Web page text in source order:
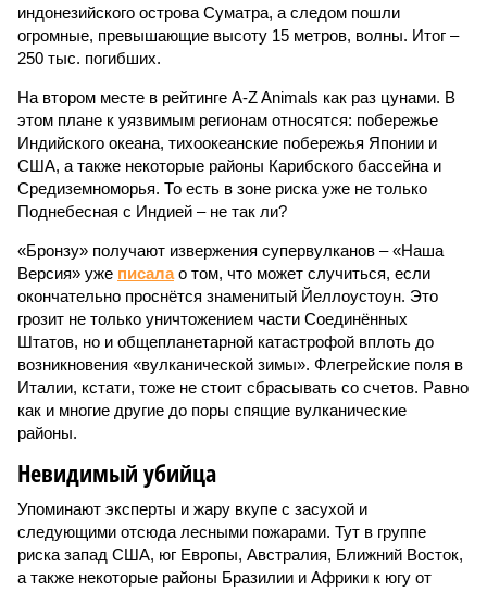
индонезийского острова Суматра, а следом пошли
огромные, превышающие высоту 15 метров, волны. Итог –
250 тыс. погибших.
На втором месте в рейтинге A-Z Animals как раз цунами. В
этом плане к уязвимым регионам относятся: побережье
Индийского океана, тихо­океанские побережья Японии и
США, а также некоторые районы Карибского бассейна и
Средиземноморья. То есть в зоне риска уже не только
Поднебесная с Индией – не так ли?
«Бронзу» получают извержения супервулканов – «Наша
Версия» уже писалао том, что может случиться, если
окончательно проснётся знаменитый Йеллоустоун. Это
грозит не только уничтожением части Соединённых
Штатов, но и общепланетарной катастрофой вплоть до
возникновения «вулканической зимы». Флегрейские поля в
Италии, кстати, тоже не стоит сбрасывать со счетов. Равно
как и многие другие до поры спящие вулканические
районы.
Невидимый убийца
Упоминают эксперты и жару вкупе с засухой и
следующими отсюда лесными пожарами. Тут в группе
риска запад США, юг Европы, Австралия, Ближний Восток,
а также некоторые районы Бразилии и Африки к югу от